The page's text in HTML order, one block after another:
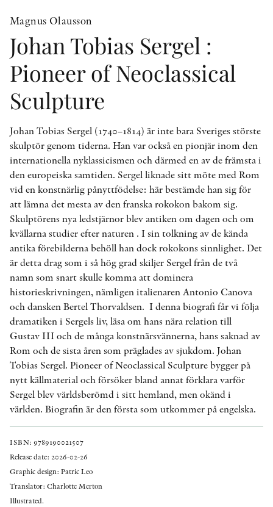
Magnus Olausson
Johan Tobias Sergel :
Pioneer of Neoclassical
Sculpture
Johan Tobias Sergel (1740–1814) är inte bara Sveriges störste
skulptör genom tiderna. Han var också en pionjär inom den
internationella nyklassicismen och därmed en av de främsta i
den europeiska samtiden. Sergel liknade sitt möte med Rom
vid en konstnärlig pånyttfödelse: här bestämde han sig för
att lämna det mesta av den franska rokokon bakom sig.
Skulptörens nya ledstjärnor blev antiken om dagen och om
kvällarna studier efter naturen . I sin tolkning av de kända
antika förebilderna behöll han dock rokokons sinnlighet. Det
är detta drag som i så hög grad skiljer Sergel från de två
namn som snart skulle komma att dominera
historieskrivningen, nämligen italienaren Antonio Canova
och dansken Bertel Thorvaldsen. I denna biografi får vi följa
dramatiken i Sergels liv, läsa om hans nära relation till
Gustav III och de många konstnärsvännerna, hans saknad av
Rom och de sista åren som präglades av sjukdom. Johan
Tobias Sergel. Pioneer of Neoclassical Sculpture bygger på
nytt källmaterial och försöker bland annat förklara varför
Sergel blev världsberömd i sitt hemland, men okänd i
världen. Biografin är den första som utkommer på engelska.
ISBN: 9789190021507
Release date: 2026-02-26
Graphic design: Patric Leo
Translator: Charlotte Merton
Illustrated.